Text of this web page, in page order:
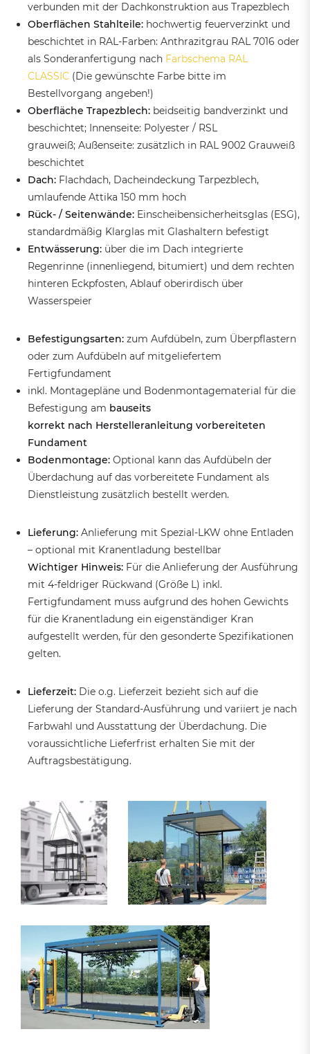
verbunden mit der Dachkonstruktion aus Trapezblech
Oberflächen Stahlteile: hochwertig feuerverzinkt und
beschichtet in RAL-Farben: Anthrazitgrau RAL 7016 oder
als Sonderanfertigung nach Farbschema RAL
CLASSIC (Die gewünschte Farbe bitte im
Bestellvorgang angeben!)
Oberfläche Trapezblech: beidseitig bandverzinkt und
beschichtet; Innenseite: Polyester / RSL
grauweiß; Außenseite: zusätzlich in RAL 9002 Grauweiß
beschichtet
Dach: Flachdach, Dacheindeckung Tarpezblech,
umlaufende Attika 150 mm hoch
Rück- / Seitenwände: Einscheibensicherheitsglas (ESG),
standardmäßig Klarglas mit Glashaltern befestigt
Entwässerung: über die im Dach integrierte
Regenrinne (innenliegend, bitumiert) und dem rechten
hinteren Eckpfosten, Ablauf oberirdisch über
Wasserspeier
Befestigungsarten: zum Aufdübeln, zum Überpflastern
oder zum Aufdübeln auf mitgeliefertem
Fertigfundament
inkl. Montagepläne und Bodenmontagematerial für die
Befestigung am bauseits
korrekt nach Herstelleranleitung vorbereiteten
Fundament
Bodenmontage: Optional kann das Aufdübeln der
Überdachung auf das vorbereitete Fundament als
Dienstleistung zusätzlich bestellt werden.
Lieferung: Anlieferung mit Spezial-LKW ohne Entladen
– optional mit Kranentladung bestellbar
Wichtiger Hinweis: Für die Anlieferung der Ausführung
mit 4-feldriger Rückwand (Größe L) inkl.
Fertigfundament muss aufgrund des hohen Gewichts
für die Kranentladung ein eigenständiger Kran
aufgestellt werden, für den gesonderte Spezifikationen
gelten.
Lieferzeit: Die o.g. Lieferzeit bezieht sich auf die
Lieferung der Standard-Ausführung und variiert je nach
Farbwahl und Ausstattung der Überdachung. Die
voraussichtliche Lieferfrist erhalten Sie mit der
Auftragsbestätigung.